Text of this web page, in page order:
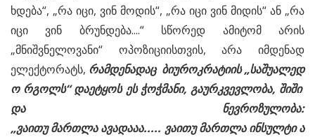
ხდება“, „რა იცი, ვინ მოდის“, „რა იცი ვინ მიდის“ ან „რა
იცი ვინ ბრუნდება....“ სწორედ ამიტომ არის
„მნიშვნელოვანი“ ოპოზიციისთვის, არა იმდენად
ელექტორატს, რამდენადაც ბიუროკრატიის„საშუალედ
ო რგოლს“დაეტყოს ეს ჭოჭმანი, გაურკვევლობა, შიში
და
ნევროზულობა:
„ვაითუ მართლა ავადააა..... ვაითუ მართლა ინსულტი ა